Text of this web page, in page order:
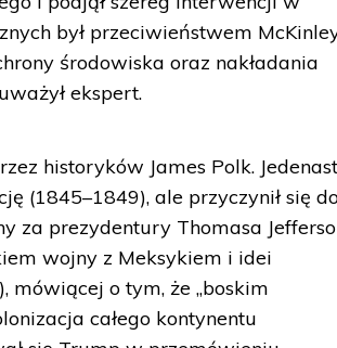
był przeciwieństwem
środowiska oraz nakładania
ekspert.
historyków James Polk.
(1845–1849), ale przyczynił się
za prezydentury Thomasa
wojny z Meksykiem i idei
mówiącej o tym, że „boskim
całego kontynentu